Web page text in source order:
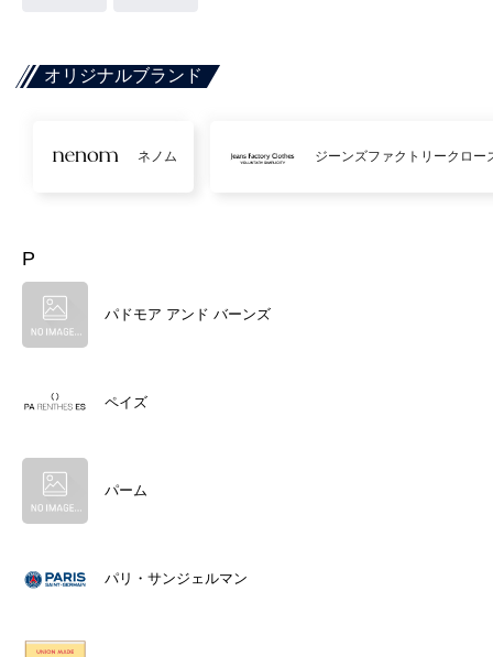
オリジナルブランド
ネノム ジーンズファクトリークロー
P
パドモア アンド バーンズ
ペイズ
パーム
パリ・サンジェルマン